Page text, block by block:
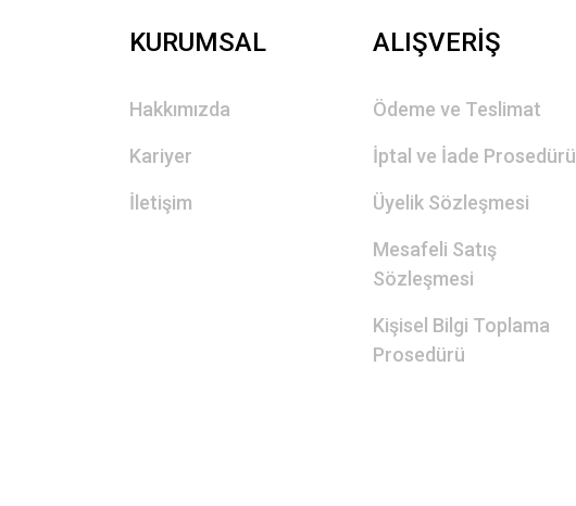
KURUMSAL
Hakkımızda
Kariyer
İletişim
ALIŞVERİŞ
Ödeme ve Teslimat
İptal ve İade Prosedürü
Üyelik Sözleşmesi
Mesafeli Satış
Sözleşmesi
Kişisel Bilgi Toplama
Prosedürü